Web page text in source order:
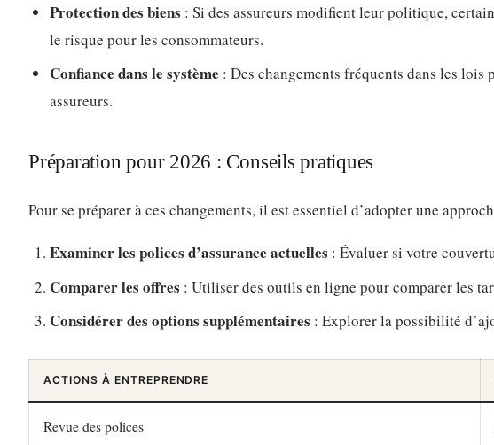
Protection des biens : Si des assureurs modifient leur politique,
le risque pour les consommateurs.
Confiance dans le système : Des changements fréquents dans les lois
assureurs.
Préparation pour 2026 : Conseils pratiques
Pour se préparer à ces changements, il est essentiel d’adopter une
Examiner les polices d’assurance actuelles : Évaluer si votre
Comparer les offres : Utiliser des outils en ligne pour comparer les
Considérer des options supplémentaires : Explorer la possibilité
ACTIONS À ENTREPRENDRE
Revue des polices